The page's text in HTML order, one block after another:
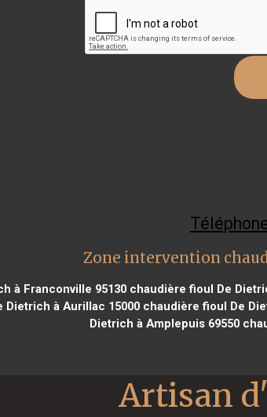
Zone intervention
à Franconville 95130 chaudière fioul De
à Aurillac 15000chaudière fioul De
Dietrich à Amplepuis 69550
Artisan